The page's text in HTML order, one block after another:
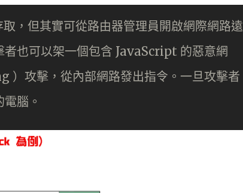
，但其實可從路由器管理員開啟網際網路遠
也可以架一個包含 JavaScript 的惡意網
攻擊，從內部網路發出指令。一旦攻擊者
腦。